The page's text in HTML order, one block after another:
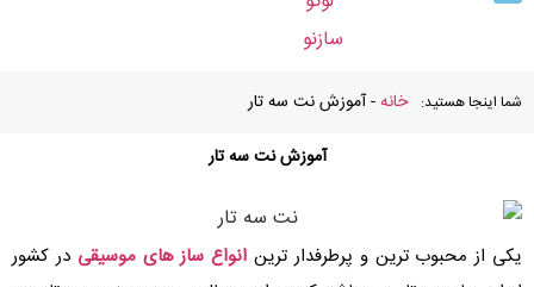
شما اینجا هستید: خانه-آموزش نت سه تار
آموزش نت سه تار
یکی از محبوب ترین و پرطرفدار ترینانواع ساز های موسیقی در کشور